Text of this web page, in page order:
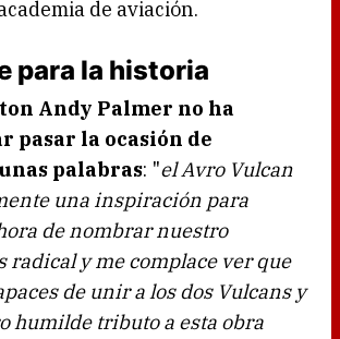
de aviación.
para la historia
Andy Palmer no ha
pasar la ocasión de
palabras: "el Avro Vulcan
una inspiración para
de nombrar nuestro
radical y me complace ver que
de unir a los dos Vulcans y
humilde tributo a esta obra